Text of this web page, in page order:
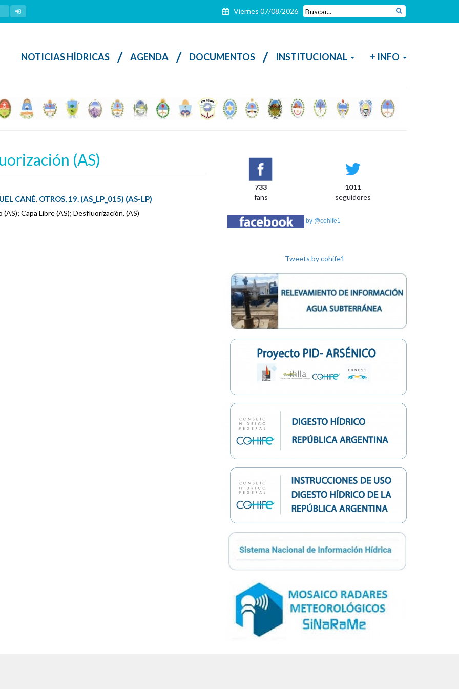
Viernes 07/08/2026
NOTICIAS HÍDRICAS / AGENDA / DOCUMENTOS / INSTITUCIONAL + INFO
(AS)
CANÉ. OTROS, 19. (AS_LP_015) (AS-LP)
Capa Libre (AS); Desfluorización. (AS)
733
1011
fans
seguidores
by @cohife1
Tweets by cohife1